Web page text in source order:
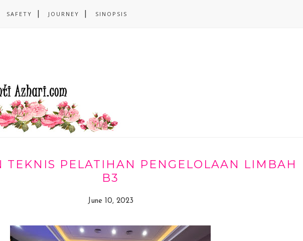
SAFETY JOURNEY SINOPSIS
TEKNIS PELATIHAN PENGELOLAAN LIMBAH
B3
June 10, 2023